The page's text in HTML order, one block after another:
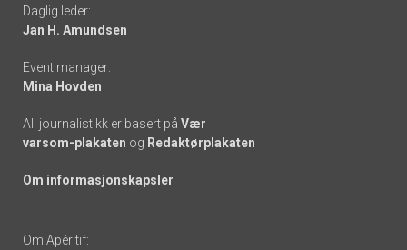
links
Daglig leder:
Jan H. Amundsen
Event manager:
Mina Hovden
All journalistikk er basert på Vær
varsom-plakaten og Redaktørplakaten
Om informasjonskapsler
Om Apéritif: